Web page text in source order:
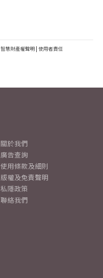
智慧財產權聲明 | 使用者責任
關於我們
廣告查詢
使用條款及細則
版權及免責聲明
私隱政策
聯絡我們